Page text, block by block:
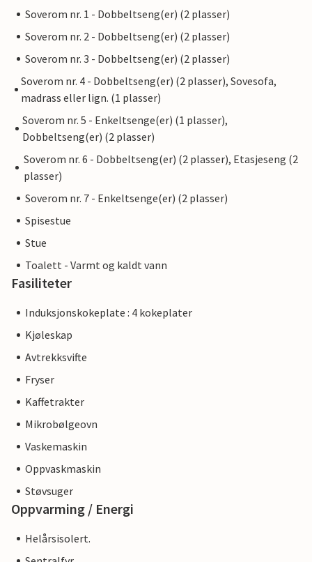
Soverom nr. 1 - Dobbeltseng(er) (2 plasser)
Soverom nr. 2 - Dobbeltseng(er) (2 plasser)
Soverom nr. 3 - Dobbeltseng(er) (2 plasser)
Soverom nr. 4 - Dobbeltseng(er) (2 plasser), Sovesofa,
madrass eller lign. (1 plasser)
Soverom nr. 5 - Enkeltsenge(er) (1 plasser),
Dobbeltseng(er) (2 plasser)
Soverom nr. 6 - Dobbeltseng(er) (2 plasser), Etasjeseng (2
plasser)
Soverom nr. 7 - Enkeltsenge(er) (2 plasser)
Spisestue
Stue
Toalett - Varmt og kaldt vann
Fasiliteter
Induksjonskokeplate : 4 kokeplater
Kjøleskap
Avtrekksvifte
Fryser
Kaffetrakter
Mikrobølgeovn
Vaskemaskin
Oppvaskmaskin
Støvsuger
Oppvarming / Energi
Helårsisolert.